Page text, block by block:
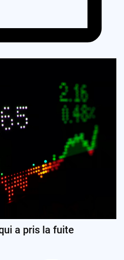
a pris la fuite